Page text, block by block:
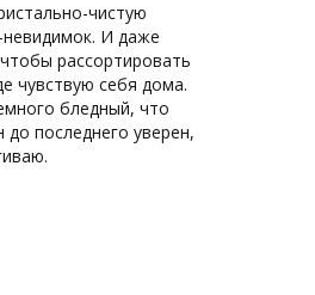
чистую
невидимок. И даже
рассортировать
чувствую себя дома.
бледный, что
последнего уверен,